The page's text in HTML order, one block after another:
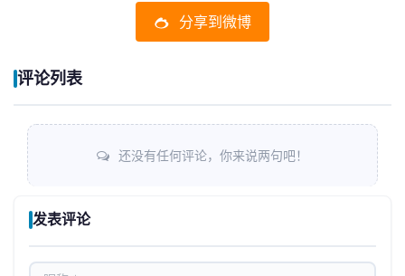
分享到微博
评论列表
还没有任何评论，你来说两句吧！
发表评论